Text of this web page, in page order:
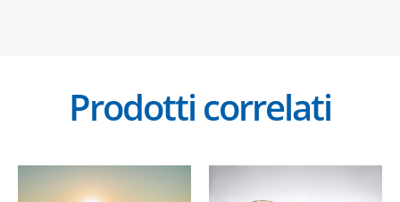
Prodotti correlati